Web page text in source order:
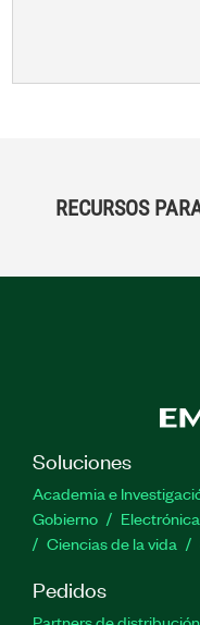
RECURSOS
Soluciones
Academia e
Gobierno
Electrónica
Ciencias de la vida
Pedidos